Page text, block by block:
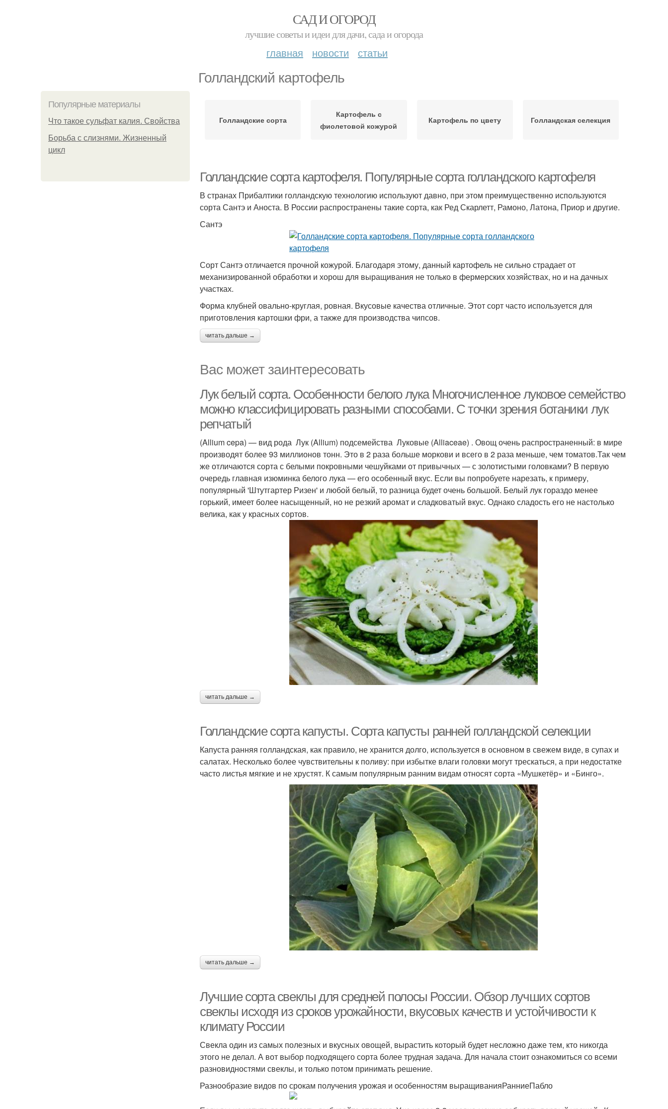
САД И ОГОРОД
лучшие советы и идеи для дачи, сада и огорода
главная новости статьи
Голландский картофель
Популярные материалы
Что такое сульфат калия. Свойства
Борьба с слизнями. Жизненный
цикл
Голландские сорта
Картофель с
фиолетовой кожурой
Картофель по цвету Голландская селекция
Голландские сорта картофеля. Популярные сорта голландского картофеля
В странах Прибалтики голландскую технологию используют давно, при этом преимущественно используются
сорта Сантэ и Аноста. В России распространены такие сорта, как Ред Скарлетт, Рамоно, Латона, Приор и другие.
Сантэ
Сорт Сантэ отличается прочной кожурой. Благодаря этому, данный картофель не сильно страдает от
механизированной обработки и хорош для выращивания не только в фермерских хозяйствах, но и на дачных
участках.
Форма клубней овально-круглая, ровная. Вкусовые качества отличные. Этот сорт часто используется для
приготовления картошки фри, а также для производства чипсов.
читать дальше →
Вас может заинтересовать
Лук белый сорта. Особенности белого лука Многочисленное луковое семейство
можно классифицировать разными способами. С точки зрения ботаники лук
репчатый
(Allium cepa) — вид рода Лук (Allium) подсемейства Луковые (Alliaceae) . Овощ очень распространенный: в мире
производят более 93 миллионов тонн. Это в 2 раза больше моркови и всего в 2 раза меньше, чем томатов.Так чем
же отличаются сорта с белыми покровными чешуйками от привычных — с золотистыми головками? В первую
очередь главная изюминка белого лука — его особенный вкус. Если вы попробуете нарезать, к примеру,
популярный 'Штутгартер Ризен' и любой белый, то разница будет очень большой. Белый лук гораздо менее
горький, имеет более насыщенный, но не резкий аромат и сладковатый вкус. Однако сладость его не настолько
велика, как у красных сортов.
читать дальше →
Голландские сорта капусты. Сорта капусты ранней голландской селекции
Капуста ранняя голландская, как правило, не хранится долго, используется в основном в свежем виде, в супах и
салатах. Несколько более чувствительны к поливу: при избытке влаги головки могут трескаться, а при недостатке
часто листья мягкие и не хрустят. К самым популярным ранним видам относят сорта «Мушкетёр» и «Бинго».
читать дальше →
Лучшие сорта свеклы для средней полосы России. Обзор лучших сортов
свеклы исходя из сроков урожайности, вкусовых качеств и устойчивости к
климату России
Свекла один из самых полезных и вкусных овощей, вырастить который будет несложно даже тем, кто никогда
этого не делал. А вот выбор подходящего сорта более трудная задача. Для начала стоит ознакомиться со всеми
разновидностями свеклы, и только потом принимать решение.
Разнообразие видов по срокам получения урожая и особенностям выращиванияРанниеПабло